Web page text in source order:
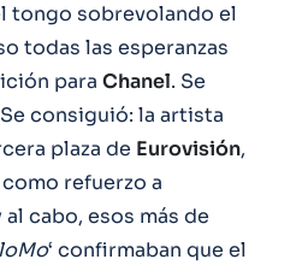
tongo sobrevolando el
todas las esperanzas
para Chanel. Se
consiguió: la artista
plaza de Eurovisión,
refuerzo a
al cabo, esos más de
‘ confirmaban que el